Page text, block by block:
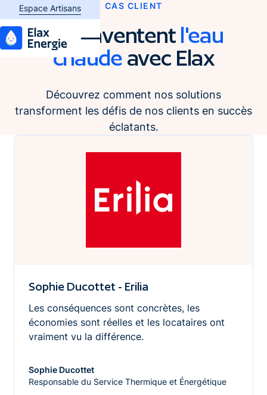
Espace plombier
Espace Artisans CAS CLIENT
Ils réinventent l'eau
chaude avec Elax
Découvrez comment nos solutions
transforment les défis de nos clients en succès
éclatants.
Sophie Ducottet - Erilia
Les conséquences sont concrètes, les
économies sont réelles et les locataires ont
vraiment vu la différence.
Sophie Ducottet
Responsable du Service Thermique et Énergétique